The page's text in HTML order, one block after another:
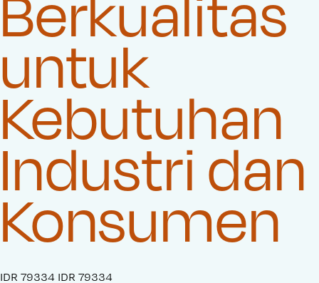
Berkualitas
untuk
Kebutuhan
Industri dan
Konsumen
S
IDR 79334 O
IDR 79334